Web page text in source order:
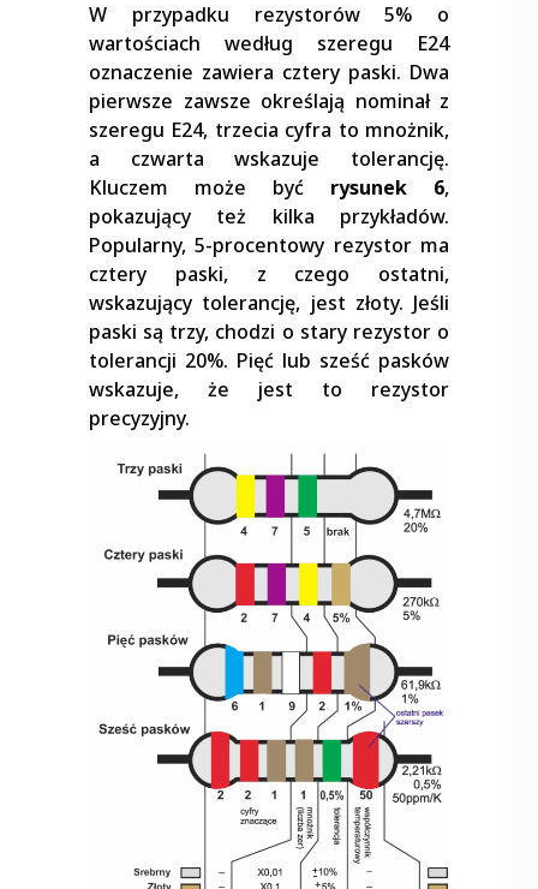
W przypadku rezystorów 5% o
wartościach według szeregu E24
oznaczenie zawiera cztery paski. Dwa
pierwsze zawsze określają nominał z
szeregu E24, trzecia cyfra to mnożnik,
a czwarta wskazuje tolerancję.
Kluczem może być rysunek 6,
pokazujący też kilka przykładów.
Popularny, 5-procentowy rezystor ma
cztery paski, z czego ostatni,
wskazujący tolerancję, jest złoty. Jeśli
paski są trzy, chodzi o stary rezystor o
tolerancji 20%. Pięć lub sześć pasków
wskazuje, że jest to rezystor
precyzyjny.